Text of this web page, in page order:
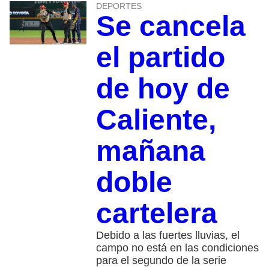
DEPORTES
Se cancela
el partido
de hoy de
Caliente,
mañana
doble
cartelera
Debido a las fuertes lluvias, el
campo no está en las condiciones
para el segundo de la serie